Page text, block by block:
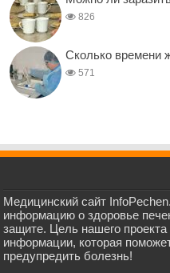
826
Сколько времени
571
Медицинский сайт
информацию о здоровье
защите. Цель нашего
информации, которая
предупредить болезнь!